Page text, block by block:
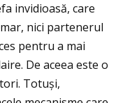
invidioasă, care
nici partenerul
pentru a mai
De aceea este o
Totuși,